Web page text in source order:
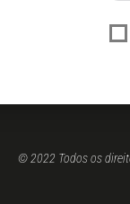
© 2022 Todos os